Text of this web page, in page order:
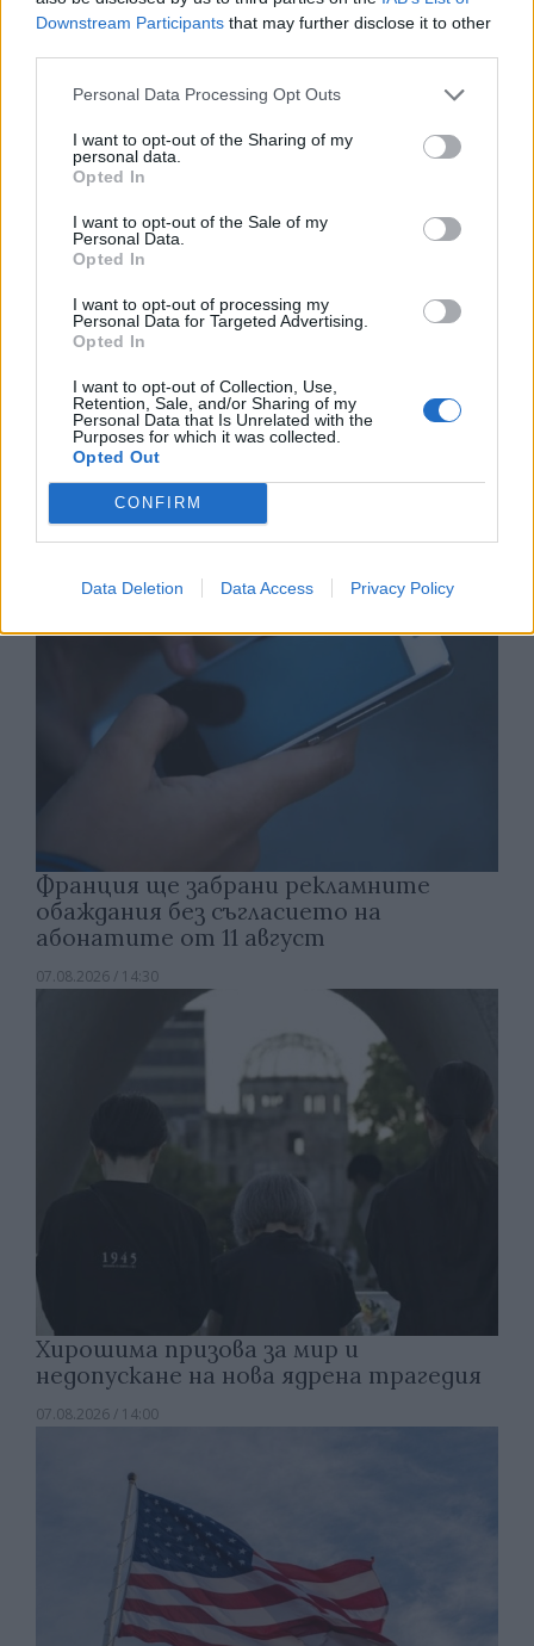
Downstream Participants that may further disclose it to other
Personal Data Processing Opt Outs
I want to opt-out of the Sharing of my
personal data.
Opted In
I want to opt-out of the Sale of my
Personal Data.
Opted In
I want to opt-out of processing my
Personal Data for Targeted Advertising.
Opted In
I want to opt-out of Collection, Use,
Retention, Sale, and/or Sharing of my
Personal Data that Is Unrelated with the
Purposes for which it was collected.
Opted Out
CONFIRM
Data Deletion Data Access Privacy Policy
Изкуствен интелект за първи път
създаде нови жизнеспособни вируси
Астронавти на NASA излязоха в
открития космос
07.08.2026 / 15:00
Франция ще забрани рекламните
обаждания без съгласието на
абонатите от 11 август
07.08.2026 / 14:30
Хирошима призова за мир и
недопускане на нова ядрена трагедия
07.08.2026 / 14:00